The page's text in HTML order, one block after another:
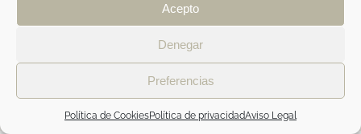
Acepto
Denegar
Preferencias
Política de CookiesPolítica de privacidadAviso Legal
Política de cookies
privacidad|Política de privacidad RRSS|ÁREA
PROFESIONAL
FacebookInstagram